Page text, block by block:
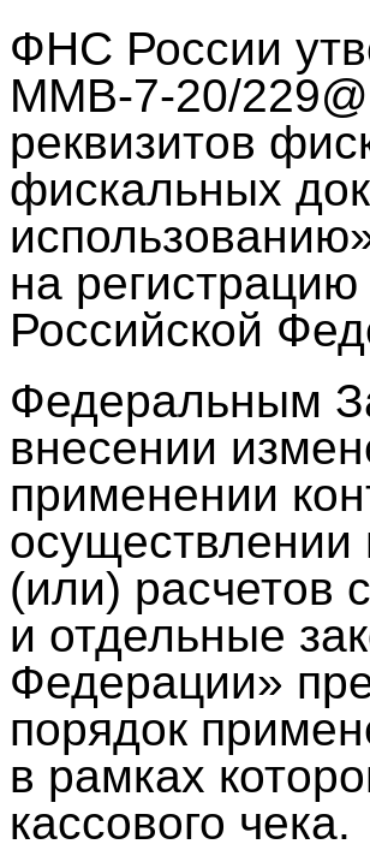
ФНС России
ММВ-7-20/
реквизитов
фискальных
на
Российской
Федеральным
внесении
применении
(или) расчетов
и отдельные
Федерации»
порядок
в рамках
кассового чека.